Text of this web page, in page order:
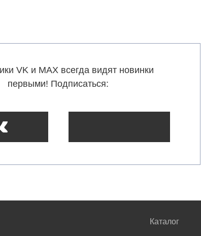
VK и MAX всегда видят новинки
первыми! Подписаться:
Каталог